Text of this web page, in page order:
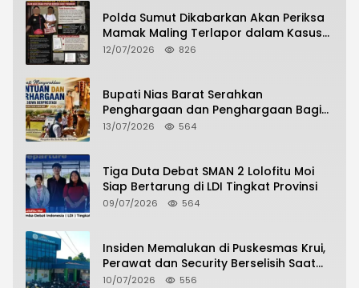
Polda Sumut Dikabarkan Akan Periksa
Mamak Maling Terlapor dalam Kasus
Dugaan Penipuan Bermodus Surat
12/07/2026 826
Bupati Nias Barat Serahkan
Penghargaan dan Penghargaan Bagi
Siswa Berprestasi Pada Pembukaan TA
13/07/2026 564
Tiga Duta Debat SMAN 2 Lolofitu Moi
Siap Bertarung di LDI Tingkat Provinsi
09/07/2026 564
Insiden Memalukan di Puskesmas Krui,
Perawat dan Security Berselisih Saat
Pelayanan Pasien Berlangsung
10/07/2026 556